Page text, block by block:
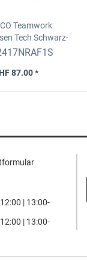
Teamwork
Tech Schwarz-
fluo, Grösse S
87.00 *
| 13:00-
| 13:00-